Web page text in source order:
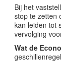
Bij het
stop te zetten
kan leiden tot
vervolging
Wat de